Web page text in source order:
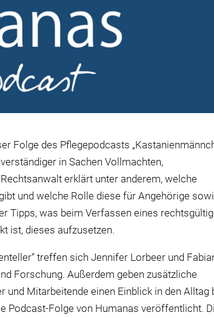
Folge des Pflegepodcasts
in Sachen Vollmachten,
erklärt unter anderem, welche
und welche Rolle diese für Angehörige
Tipps, was beim Verfassen eines
ist, dieses aufzusetzen.
treffen sich Jennifer Lorbeer und
Forschung. Außerdem geben zusätzliche
Mitarbeitende einen Einblick in den Alltag
Podcast-Folge von Humanas veröffentlicht.